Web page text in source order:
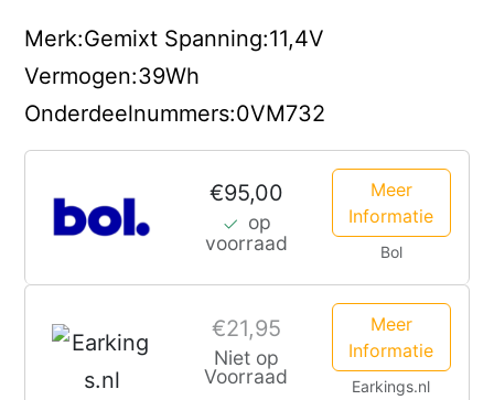
Merk:Gemixt Spanning:11,4V
Vermogen:39Wh
Onderdeelnummers:0VM732
€95,00
op
voorraad
Meer
Informatie
Bol
€21,95
Niet op
Voorraad
Meer
Informatie
Earkings.nl